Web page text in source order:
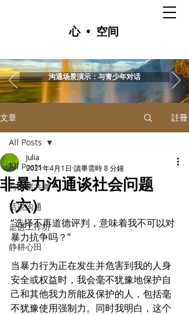
心 • 空间
沟通场景演示：与青少年对话
文章 註冊
All Posts
与情绪共舞
话说沟通
走进工作坊
静耕心田
All Posts
非暴力沟通谈社会问题
（六）
Julia
2021年4月1日 讀畢需時 8 分鐘
“选择不再道德评判，意味着我不可以对
暴力抗争吗？”
当暴力行为正在发生并危害到我的人身
安全或权益时，我会毫不犹豫地保护自
己和其他我力所能及保护的人，包括毫
不犹豫使用强制力。同时我明白，这个